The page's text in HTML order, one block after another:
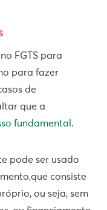
FGTS para
para fazer
de
que a
fundamental .
pode ser usado
consiste
ou seja, sem